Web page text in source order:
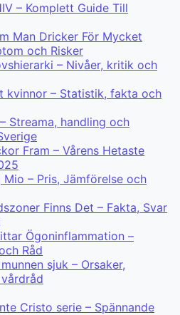
– Komplett Guide Till
Man Dricker För Mycket
och Risker
– Nivåer, kritik och
kvinnor – Statistik, fakta och
Streama, handling och
Fram – Vårens Hetaste
Mio – Pris, Jämförelse och
Finns Det – Fakta, Svar
Ögoninflammation –
Råd
sjuk – Orsaker,
Cristo serie – Spännande